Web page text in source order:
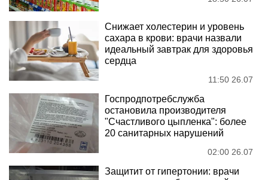
Снижает холестерин и уровень
сахара в крови: врачи назвали
идеальный завтрак для здоровья
сердца
11:50 26.07
Госпродпотребслужба
остановила производителя
"Счастливого цыпленка": более
20 санитарных нарушений
02:00 26.07
Защитит от гипертонии: врачи